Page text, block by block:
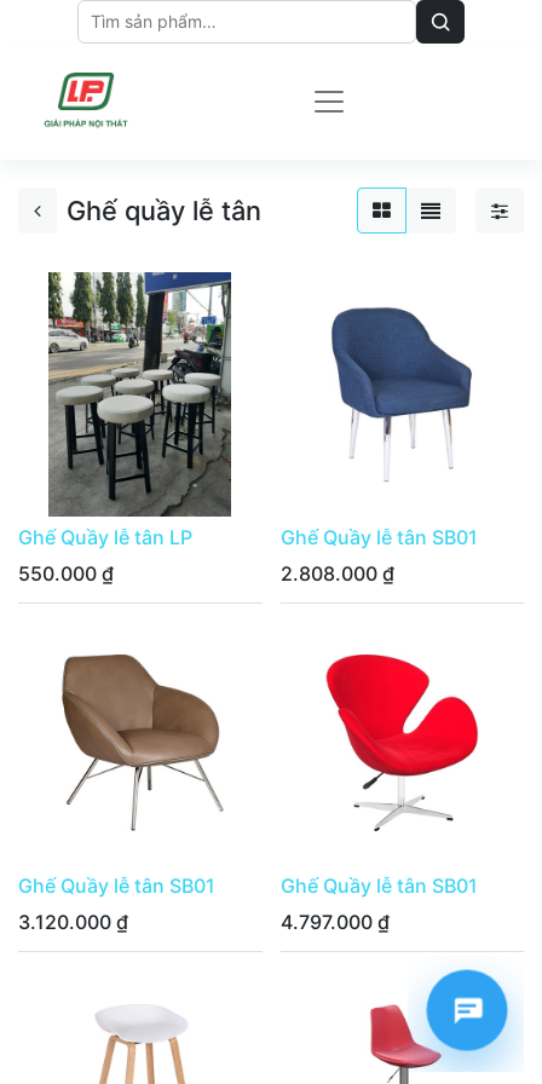
Ghế quầy lễ tân
Ghế Quầy lễ tân LP
550.000 ₫
Ghế Quầy lễ tân SB01
2.808.000₫
Ghế Quầy lễ tân SB01
3.120.000 ₫
Ghế Quầy lễ tân SB01
4.797.000₫